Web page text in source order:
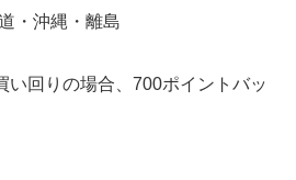
・沖縄・離島
い回りの場合、700ポイントバッ